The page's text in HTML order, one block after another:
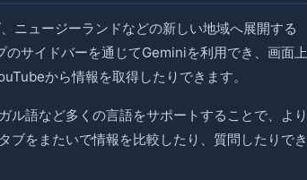
ニュージーランドなどの新しい地域へ展開する
サイドバーを通じてGeminiを利用でき、画面上
から情報を取得したりできます。
ル語など多くの言語をサポートすることで、より
をまたいで情報を比較したり、質問したりでき